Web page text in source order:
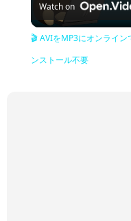
Watch on
🎬 AVIをMP3にオンライ
ンストール不要